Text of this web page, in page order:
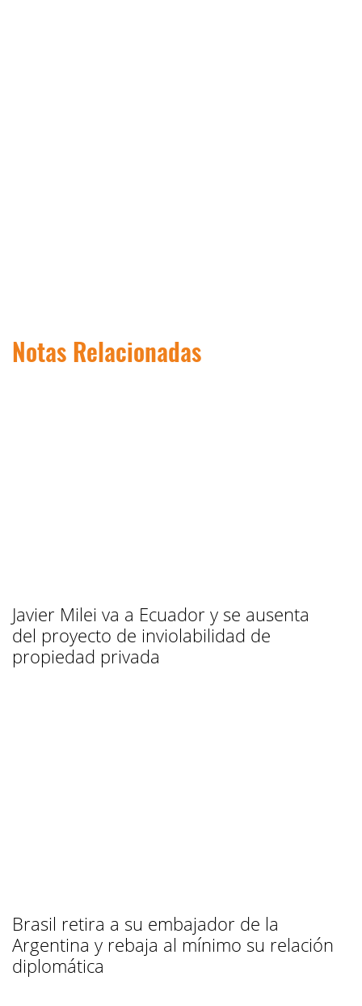
Notas Relacionadas
Javier Milei va a Ecuador y se ausenta
del proyecto de inviolabilidad de
propiedad privada
Brasil retira a su embajador de la
Argentina y rebaja al mínimo su relación
diplomática